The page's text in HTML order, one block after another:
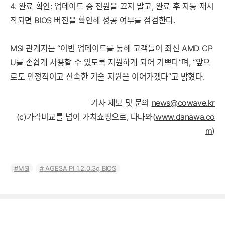
4. 완료 확인: 업데이트 중 전원을 끄지 말고, 완료 후 자동 재시
작되면 BIOS 버전을 확인해 성공 여부를 점검한다.
MSI 관계자는 “이번 업데이트를 통해 고객들이 최신 AMD CP
U를 손쉽게 사용할 수 있도록 지원하게 되어 기쁘다”며, “앞으
로도 안정적이고 신속한 기술 지원을 이어가겠다”고 밝혔다.
기사 제보 및 문의 news@cowave.kr
(c)가격비교를 넘어 가치쇼핑으로, 다나와(www.danawa.co
m)
MSI AGESA PI 1.2.0.3g BIOS